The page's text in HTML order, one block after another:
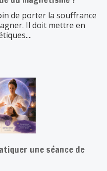
de porter la souffrance
Il doit mettre en
une séance de